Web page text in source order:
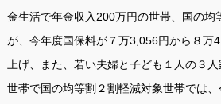
金生活で年金収入200万円の世帯、国の均
が、今年度国保料が７万3,056円から８万
上げ、また、若い夫婦と子ども１人の３
世帯で国の均等割２割軽減対象世帯では